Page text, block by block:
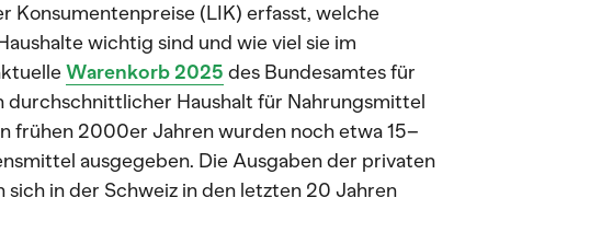
Konsumentenpreise (LIK) erfasst, welche
wichtig sind und wie viel sie im
Warenkorb 2025 des Bundesamtes für
durchschnittlicher Haushalt für Nahrungsmittel
frühen 2000er Jahren wurden noch etwa 15–
ausgegeben. Die Ausgaben der privaten
in der Schweiz in den letzten 20 Jahren